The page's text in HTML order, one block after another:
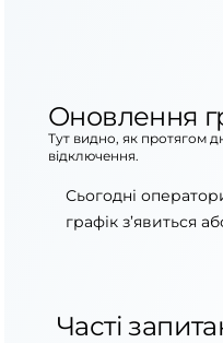
Оновлення
Тут видно, як протягом
відключення.
Сьогодні
графік з’явиться
Часті